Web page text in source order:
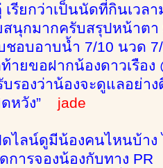
รียกว่าเป็นนัดที่กินเวล
นุกมากครับสรุปหน้าตา
บอาบน้ำ 7/10 นวด 7/
ยขอฝากน้องดาวเรือง
รองว่าน้องจะดูแลอย่า
หวัง”
jade
ดไลน์ดูมีน้องคนไหนบ้าง
ารจองน้องกับทาง PR